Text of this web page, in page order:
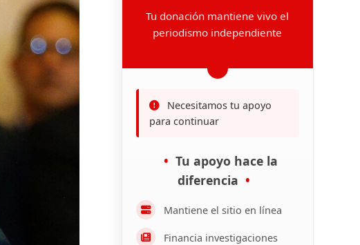
Tu donación mantiene vivo el
periodismo independiente
Necesitamos tu apoyo
para continuar
Tu apoyo hace la
diferencia
Mantiene el sitio en línea
Financia investigaciones